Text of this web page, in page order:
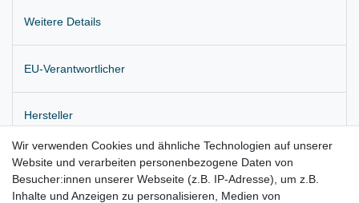
Weitere Details
EU-Verantwortlicher
Hersteller
Originale Antenne für Kessy
Position: Innenraum, Mittelkonsole
Wir verwenden Cookies und ähnliche Technologien auf unserer
Website und verarbeiten personenbezogene Daten von
Besucher:innen unserer Webseite (z.B. IP-Adresse), um z.B.
Inhalte und Anzeigen zu personalisieren, Medien von